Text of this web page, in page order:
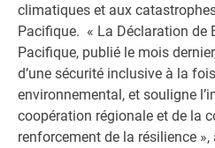
climatiques et aux
Pacifique. « La Déclaration de
Pacifique, publié le mois
d’une sécurité inclusive à la
environnemental, et souligne
coopération régionale et de la
renforcement de la résilience »,